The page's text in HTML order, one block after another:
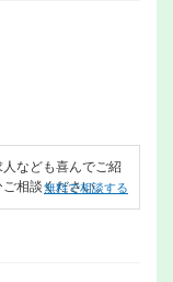
なども喜んでご紹
相談ください。
無料で相談する